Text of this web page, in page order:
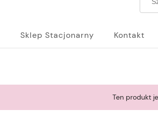
Sklep Stacjonarny Kontakt
Ten produkt